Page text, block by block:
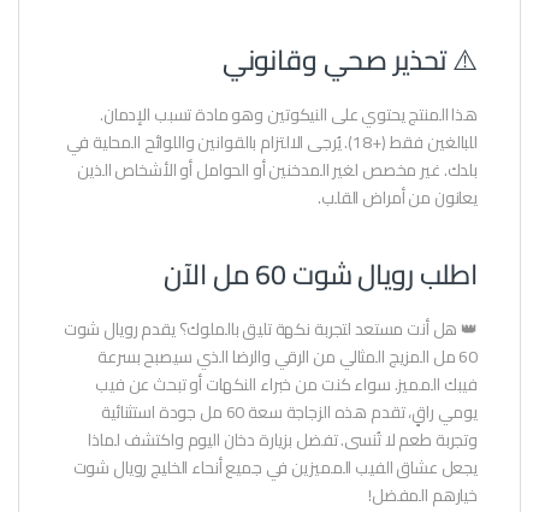
⚠️ تحذير صحي وقانوني
هذا المنتج يحتوي على النيكوتين وهو مادة تسبب الإدمان.
للبالغين فقط (+18). يُرجى الالتزام بالقوانين واللوائح المحلية في
بلدك. غير مخصص لغير المدخنين أو الحوامل أو الأشخاص الذين
يعانون من أمراض القلب.
اطلب رويال شوت 60 مل الآن
👑 هل أنت مستعد لتجربة نكهة تليق بالملوك؟ يقدم رويال شوت
60 مل المزيج المثالي من الرقي والرضا الذي سيصبح بسرعة
فيبك المميز. سواء كنت من خبراء النكهات أو تبحث عن فيب
يومي راقٍ، تقدم هذه الزجاجة سعة 60 مل جودة استثنائية
وتجربة طعم لا تُنسى. تفضل بزيارة دخان اليوم واكتشف لماذا
يجعل عشاق الفيب المميزين في جميع أنحاء الخليج رويال شوت
خيارهم المفضل!